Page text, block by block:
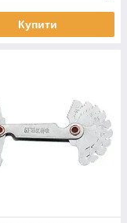
Купити